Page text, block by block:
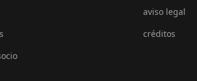
aviso legal
créditos